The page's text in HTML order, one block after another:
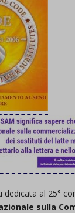
dedicata al 25°
sulla